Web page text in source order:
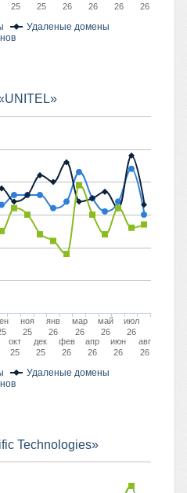
Удаленые домены
25 25 26 26 26 26
Удаленые домены
окт
25
ноя
25
дек
25
янв
26
фев
26
мар
26
апр
26
май
26
июн
26
июл
26
авг
26
Technologies»